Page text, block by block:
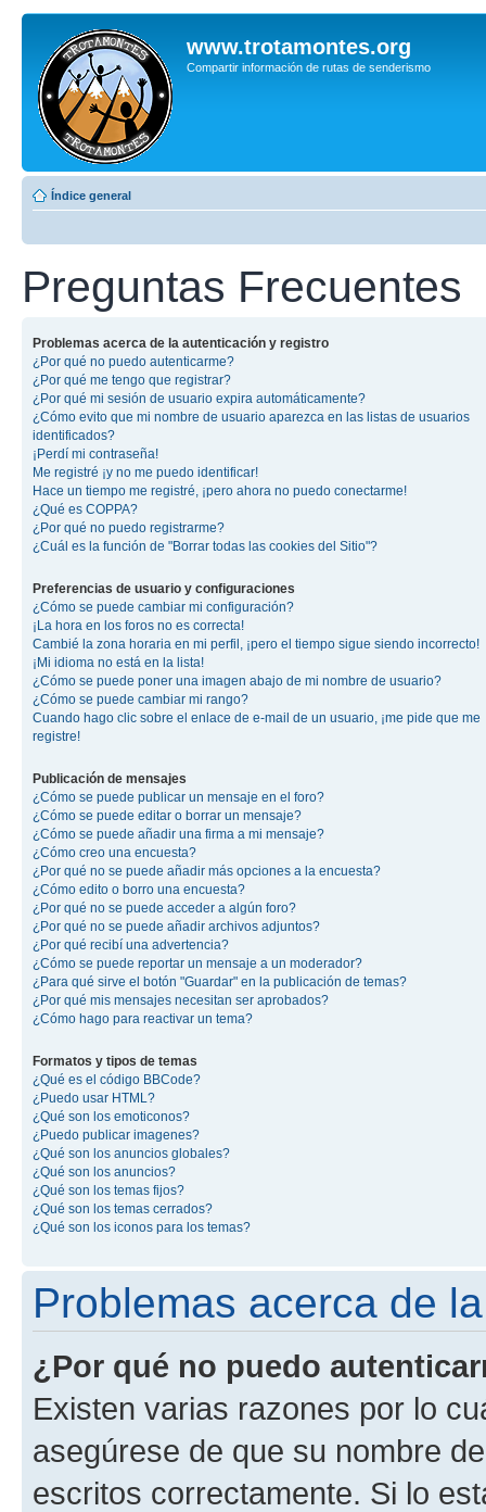
www.trotamontes.org
Compartir información de rutas de senderismo
Índice general
Preguntas Frecuentes
Problemas acerca de la autenticación y registro
¿Por qué no puedo autenticarme?
¿Por qué me tengo que registrar?
¿Por qué mi sesión de usuario expira automáticamente?
¿Cómo evito que mi nombre de usuario aparezca en las listas de usuarios
identificados?
¡Perdí mi contraseña!
Me registré ¡y no me puedo identificar!
Hace un tiempo me registré, ¡pero ahora no puedo conectarme!
¿Qué es COPPA?
¿Por qué no puedo registrarme?
¿Cuál es la función de "Borrar todas las cookies del Sitio"?
Preferencias de usuario y configuraciones
¿Cómo se puede cambiar mi configuración?
¡La hora en los foros no es correcta!
Cambié la zona horaria en mi perfil, ¡pero el tiempo sigue siendo incorrecto!
¡Mi idioma no está en la lista!
¿Cómo se puede poner una imagen abajo de mi nombre de usuario?
¿Cómo se puede cambiar mi rango?
Cuando hago clic sobre el enlace de e-mail de un usuario, ¡me pide que me
registre!
Publicación de mensajes
¿Cómo se puede publicar un mensaje en el foro?
¿Cómo se puede editar o borrar un mensaje?
¿Cómo se puede añadir una firma a mi mensaje?
¿Cómo creo una encuesta?
¿Por qué no se puede añadir más opciones a la encuesta?
¿Cómo edito o borro una encuesta?
¿Por qué no se puede acceder a algún foro?
¿Por qué no se puede añadir archivos adjuntos?
¿Por qué recibí una advertencia?
¿Cómo se puede reportar un mensaje a un moderador?
¿Para qué sirve el botón "Guardar" en la publicación de temas?
¿Por qué mis mensajes necesitan ser aprobados?
¿Cómo hago para reactivar un tema?
Formatos y tipos de temas
¿Qué es el código BBCode?
¿Puedo usar HTML?
¿Qué son los emoticonos?
¿Puedo publicar imagenes?
¿Qué son los anuncios globales?
¿Qué son los anuncios?
¿Qué son los temas fijos?
¿Qué son los temas cerrados?
¿Qué son los iconos para los temas?
Problemas acerca de
¿Por qué no puedo
Existen varias razones por lo
asegúrese de que su nombre
escritos correctamente. Si lo